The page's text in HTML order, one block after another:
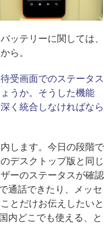
ッテリーに関しては、
ら。
受画面でのステータス
うか。そうした機能
く統合しなければなら
します。今日の段階で
デスクトップ版と同じ
ーのステータスが確認
通話できたり、メッセ
とだけお伝えしたいと
内どこでも使える、と